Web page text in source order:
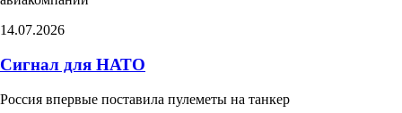
14.07.2026
Сигнал для НАТО
Россия впервые поставила пулеметы на танкер​